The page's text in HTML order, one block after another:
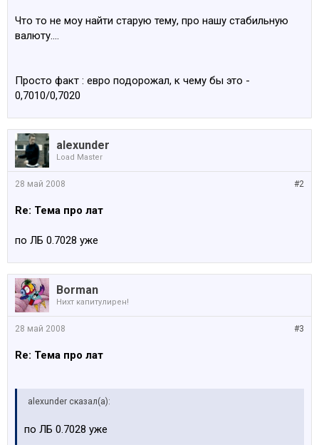
Что то не моу найти старую тему, про нашу стабильную
валюту....
Просто факт : евро подорожал, к чему бы это -
0,7010/0,7020
alexunder
Load Master
#2
28 май 2008
Re: Тема про лат
по ЛБ 0.7028 уже
Borman
Нихт капитулирен!
#3
28 май 2008
Re: Тема про лат
alexunder сказал(а):
по ЛБ 0.7028 уже